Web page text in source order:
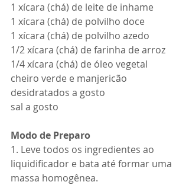
1 xícara (chá) de leite de inhame
1 xícara (chá) de polvilho doce
1 xícara (chá) de polvilho azedo
1/2 xícara (chá) de farinha de arroz
1/4 xícara (chá) de óleo vegetal
cheiro verde e manjericão
desidratados a gosto
sal a gosto
Modo de Preparo
1. Leve todos os ingredientes ao
liquidificador e bata até formar uma
massa homogênea.